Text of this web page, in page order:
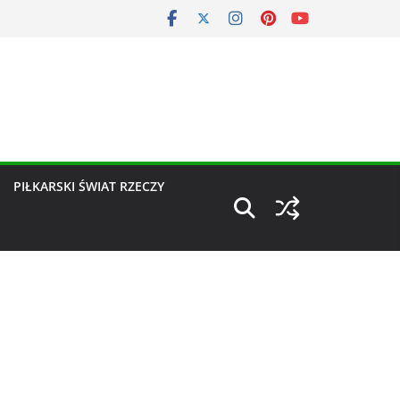
PIŁKARSKI ŚWIAT RZECZY